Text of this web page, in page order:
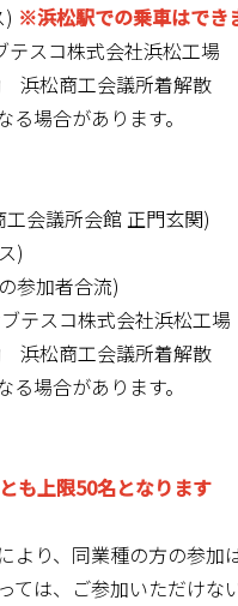
※浜松駅での乗車はでき
テスコ株式会社浜松工場
浜松商工会議所着解散
場合があります。
会議所会館 正門玄関)
)
参加者合流)
テスコ株式会社浜松工場
浜松商工会議所着解散
場合があります。
も上限50名となります
り、同業種の方の参加
は、ご参加いただけな